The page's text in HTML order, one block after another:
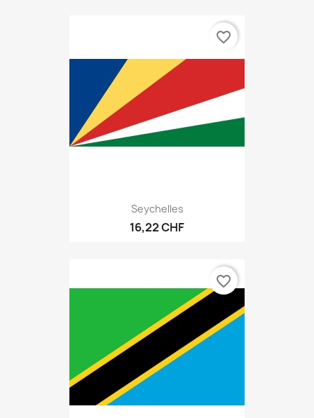
Seychelles
16,22 CHF
favorite_border
favorite_border